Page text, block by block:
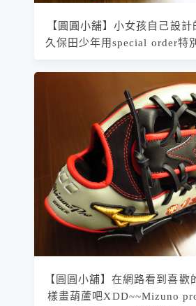
【圓圓小舖】小女孩自己設
久保田少年用special order特
【圓圓小舖】在網路看到喜歡
樣畫葫蘆吧XDD~~Mizuno